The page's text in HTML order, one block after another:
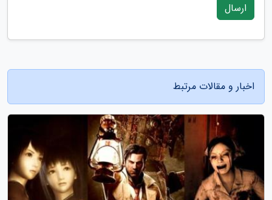
ارسال
اخبار و مقالات مرتبط